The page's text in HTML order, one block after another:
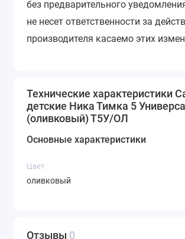
без предварительного
не несет ответственности за
производителя касаемо этих
Технические характеристики
детские Ника Тимка 5
(оливковый) Т5У/ОЛ
Основные характеристики
Цвет
оливковый
Отзывы 0